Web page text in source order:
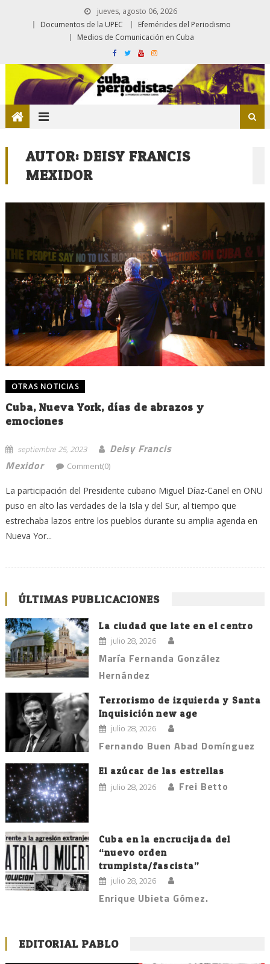
jueves, agosto 06, 2026
Documentos de la UPEC
Efemérides del Periodismo
Medios de Comunicación en Cuba
AUTOR:DEISY FRANCIS
MEXIDOR
OTRAS NOTICIAS
Cuba, Nueva York, días de abrazos y
emociones
septiembre 25, 2023
Deisy Francis
Mexidor
Comment(0)
La participación del Presidente cubano Miguel Díaz-Canel en ONU
puso en alto las verdades de la Isla y del Sur, al tiempo que
estrechaba lazos entre los pueblos durante su amplia agenda en
Nueva Yor...
ÚLTIMAS PUBLICACIONES
La ciudad que late en el centro
julio 28, 2026
María Fernanda González
Hernández
Terrorismo de izquierda y Santa
Inquisición new age
julio 28, 2026
Fernando Buen Abad Domínguez
El azúcar de las estrellas
julio 28, 2026 Frei Betto
Cuba en la encrucijada del
“nuevo orden
trumpista/fascista”
julio 28, 2026
Enrique Ubieta Gómez.
EDITORIAL PABLO